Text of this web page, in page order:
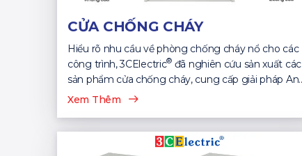
CỬA CHỐNG CHÁY
Hiểu rõ nhu cầu về phòng chống cháy nổ cho các
công trình, 3CElectric® đã nghiên cứu sản xuất các
sản phẩm cửa chống cháy, cung cấp giải pháp An
Toàn...
Xem Thêm